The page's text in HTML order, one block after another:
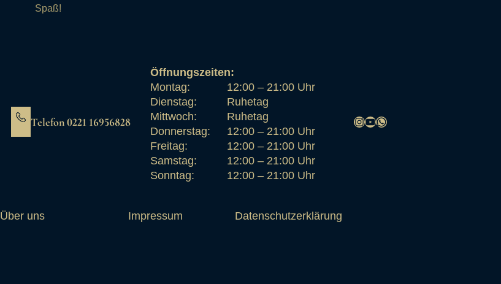
Spaß!
Telefon 0221 16956828
Öffnungszeiten:
Montag:
12:00 – 21:00 Uhr
Dienstag:
Ruhetag
Mittwoch:
Ruhetag
Donnerstag:
12:00 – 21:00 Uhr
Freitag:
12:00 – 21:00 Uhr
Samstag:
12:00 – 21:00 Uhr
Sonntag:
12:00 – 21:00 Uhr
Instagram
YouTube
WhatsApp
Über uns Impressum Datenschutzerklärung